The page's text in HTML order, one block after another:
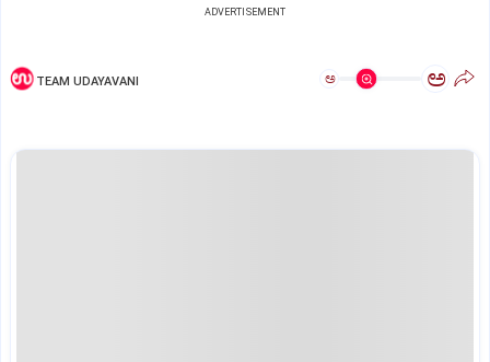
ADVERTISEMENT
TEAM UDAYAVANI ಅ ಅ